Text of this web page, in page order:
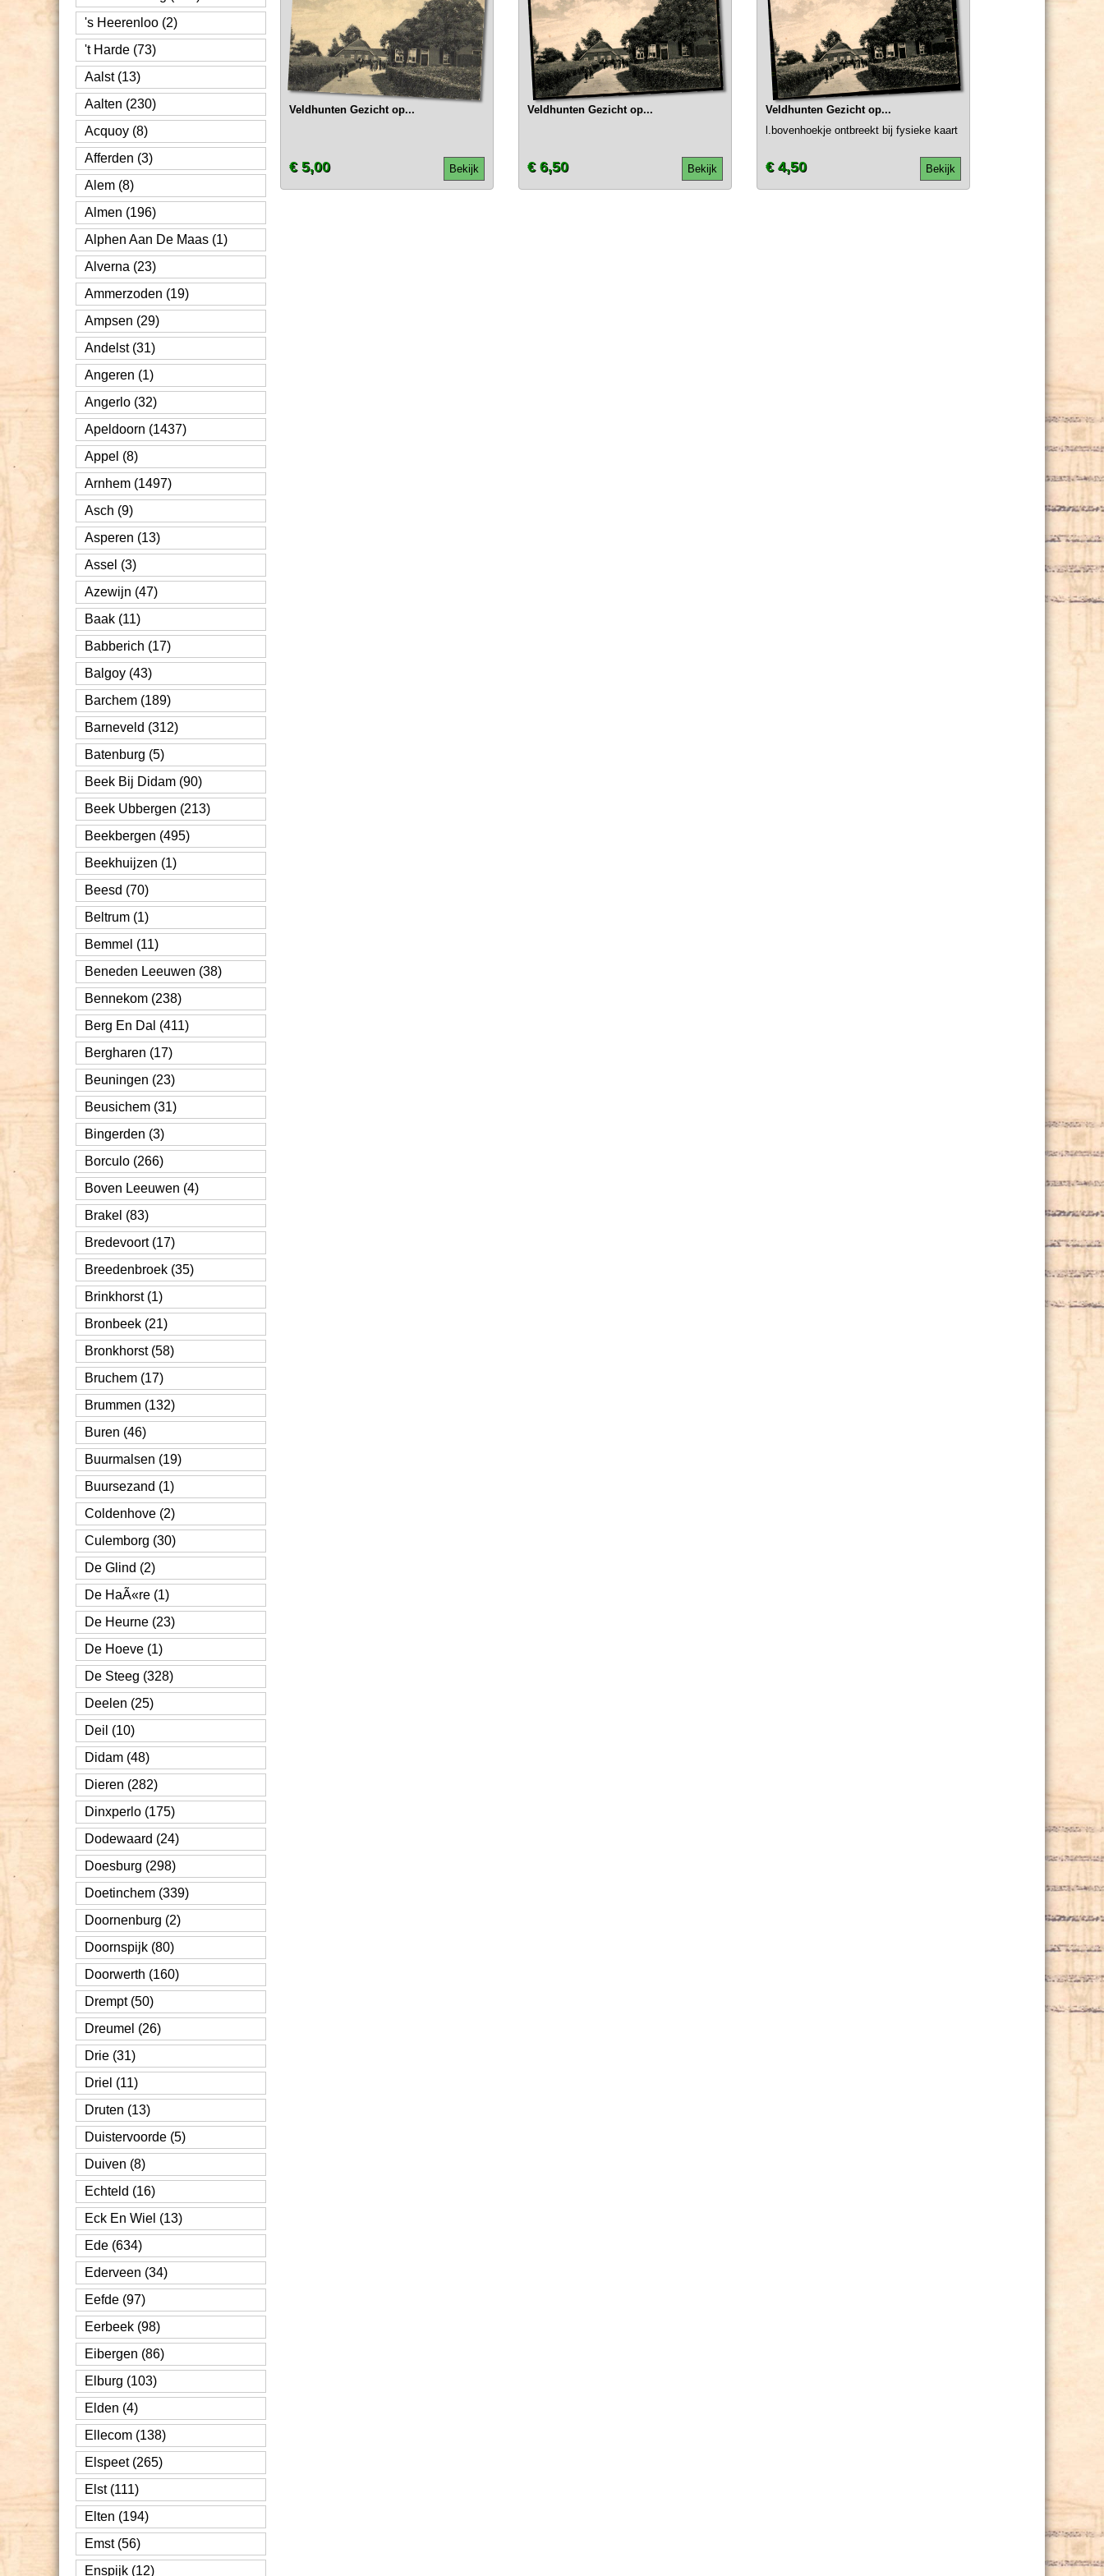
's Heerenloo (2)
't Harde (73)
Aalst (13)
Aalten (230)
Acquoy (8)
Afferden (3)
Alem (8)
Almen (196)
Alphen Aan De Maas (1)
Alverna (23)
Ammerzoden (19)
Ampsen (29)
Andelst (31)
Angeren (1)
Angerlo (32)
Apeldoorn (1437)
Appel (8)
Arnhem (1497)
Asch (9)
Asperen (13)
Assel (3)
Azewijn (47)
Baak (11)
Babberich (17)
Balgoy (43)
Barchem (189)
Barneveld (312)
Batenburg (5)
Beek Bij Didam (90)
Beek Ubbergen (213)
Beekbergen (495)
Beekhuijzen (1)
Beesd (70)
Beltrum (1)
Bemmel (11)
Beneden Leeuwen (38)
Bennekom (238)
Berg En Dal (411)
Bergharen (17)
Beuningen (23)
Beusichem (31)
Bingerden (3)
Borculo (266)
Boven Leeuwen (4)
Brakel (83)
Bredevoort (17)
Breedenbroek (35)
Brinkhorst (1)
Bronbeek (21)
Bronkhorst (58)
Bruchem (17)
Brummen (132)
Buren (46)
Buurmalsen (19)
Buursezand (1)
Coldenhove (2)
Culemborg (30)
De Glind (2)
De HaÃ«re (1)
De Heurne (23)
De Hoeve (1)
De Steeg (328)
Deelen (25)
Deil (10)
Didam (48)
Dieren (282)
Dinxperlo (175)
Dodewaard (24)
Doesburg (298)
Doetinchem (339)
Doornenburg (2)
Doornspijk (80)
Doorwerth (160)
Drempt (50)
Dreumel (26)
Drie (31)
Driel (11)
Druten (13)
Duistervoorde (5)
Duiven (8)
Echteld (16)
Eck En Wiel (13)
Ede (634)
Ederveen (34)
Eefde (97)
Eerbeek (98)
Eibergen (86)
Elburg (103)
Elden (4)
Ellecom (138)
Elspeet (265)
Elst (111)
Elten (194)
Emst (56)
Enspijk (12)
Veldhunten Gezicht op...
Bekijk
€ 5,00
Veldhunten Gezicht op...
Bekijk
€ 6,50
Veldhunten Gezicht op...
l.bovenhoekje ontbreekt bij fysieke kaart
Bekijk
€ 4,50